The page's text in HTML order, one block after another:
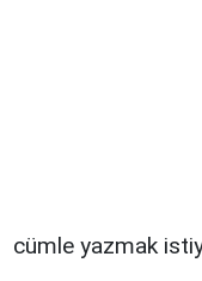
cümle yazmak